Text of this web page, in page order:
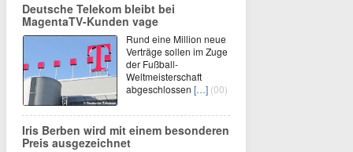
Deutsche Telekom bleibt bei
MagentaTV-Kunden vage
Rund eine Million neue
Verträge sollen im Zuge
der Fußball-
Weltmeisterschaft
abgeschlossen […] (00)
Iris Berben wird mit einem besonderen
Preis ausgezeichnet